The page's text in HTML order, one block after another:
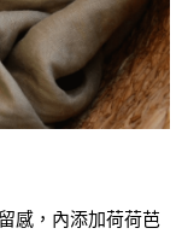
感，內添加荷荷芭